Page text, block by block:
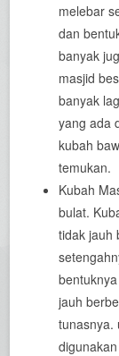
melebar
dan
banyak
masjid
banyak
yang ada
kubah
temukan.
Kubah
bulat.
tidak jauh
jauh
tunasnya.